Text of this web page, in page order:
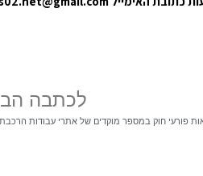
לכתבה
פורעי חוק במספר מוקדים של אתרי עבודות